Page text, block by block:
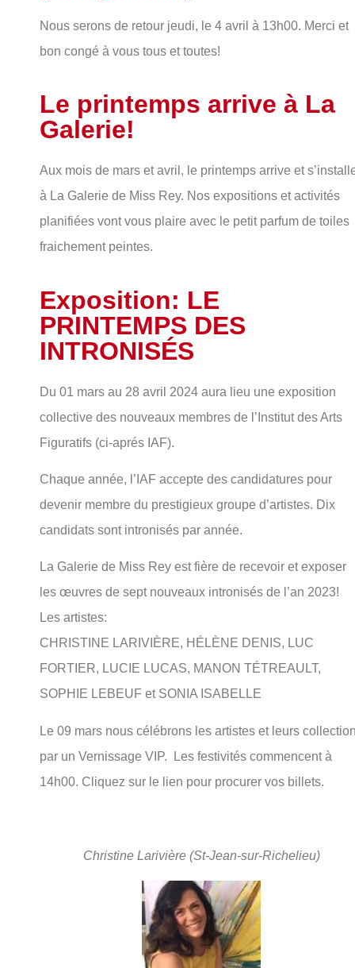
Nous serons de retour jeudi, le 4 avril à 13h00. Merci et
bon congé à vous tous et toutes!
Le printemps arrive à La
Galerie!
Aux mois de mars et avril, le printemps arrive et
à La Galerie de Miss Rey. Nos expositions et activités
planifiées vont vous plaire avec le petit parfum de toiles
fraichement peintes.
Exposition: LE
PRINTEMPS DES
INTRONISÉS
Du 01 mars au 28 avril 2024 aura lieu une exposition
collective des nouveaux membres de l’Institut des Arts
Figuratifs (ci-aprés IAF).
Chaque année, l’IAF accepte des candidatures pour
devenir membre du prestigieux groupe d’artistes. Dix
candidats sont intronisés par année.
La Galerie de Miss Rey est fière de recevoir et exposer
les œuvres de sept nouveaux intronisés de l’an 2023!
Les artistes:
CHRISTINE LARIVIÈRE, HÉLÈNE DENIS, LUC
FORTIER, LUCIE LUCAS, MANON TÉTREAULT,
SOPHIE LEBEUF et SONIA ISABELLE
Le 09 mars nous célébrons les artistes et leurs
par un Vernissage VIP. Les festivités commencent à
14h00. Cliquez sur le lien pour procurer vos billets.
Christine Larivière (St-Jean-sur-Richelieu)